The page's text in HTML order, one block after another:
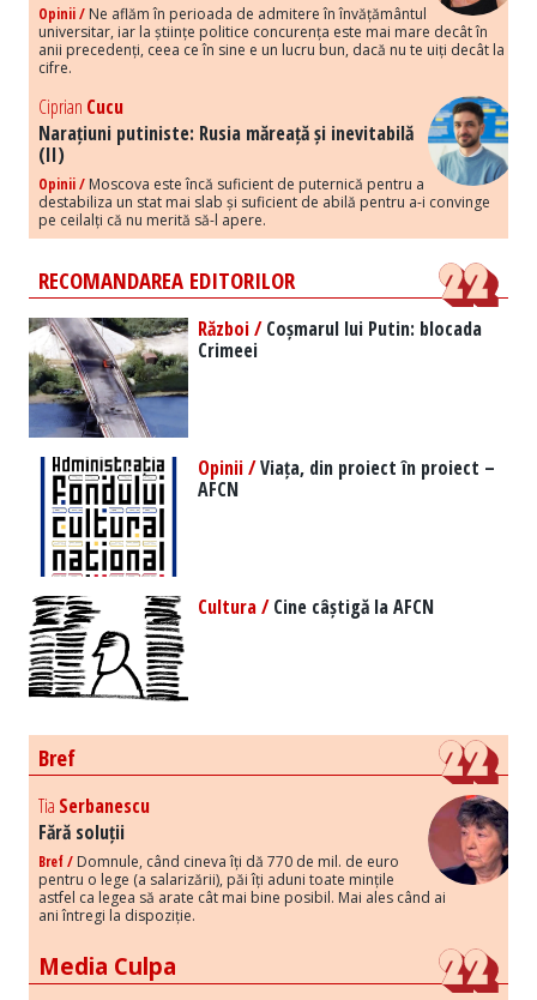
Opinii / Ne aflăm în perioada de admitere în învățământul
universitar, iar la științe politice concurența este mai mare decât în
anii precedenți, ceea ce în sine e un lucru bun, dacă nu te uiți decât la
cifre.
Ciprian Cucu
Narațiuni putiniste: Rusia măreață și inevitabilă
(II)
Opinii / Moscova este încă suficient de puternică pentru a
destabiliza un stat mai slab și suficient de abilă pentru a-i convinge
pe ceilalți că nu merită să-l apere.
RECOMANDAREA EDITORILOR
Război /Coșmarul lui Putin: blocada
Crimeei
Opinii /Viața, din proiect în proiect –
AFCN
Cultura /Cine câștigă la AFCN
Bref
Tia Serbanescu
Fără soluții
Bref / Domnule, când cineva îți dă 770 de mil. de euro
pentru o lege (a salarizării), păi îți aduni toate mințile
astfel ca legea să arate cât mai bine posibil. Mai ales când ai
ani întregi la dispoziție.
Media Culpa